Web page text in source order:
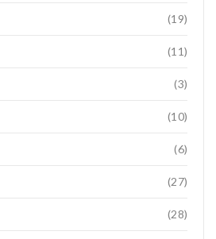
(19)
(11)
(3)
(10)
(6)
(27)
(28)